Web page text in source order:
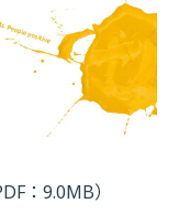
：9.0MB）